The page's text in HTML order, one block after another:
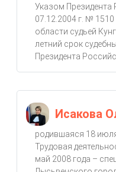
Указом Президента
07.12.2004 г. №
области судьей
летний срок
Президента
Исакова
родившаяся 18
Трудовая
май 2008 года –